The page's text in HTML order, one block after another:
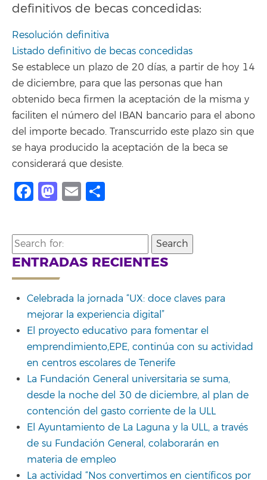
definitivos de becas concedidas:
Resolución definitiva
Listado definitivo de becas concedidas
Se establece un plazo de 20 días, a partir de hoy 14
de diciembre, para que las personas que han
obtenido beca firmen la aceptación de la misma y
faciliten el número del IBAN bancario para el abono
del importe becado. Transcurrido este plazo sin que
se haya producido la aceptación de la beca se
considerará que desiste.
Facebook
Mastodon
Email
Search
for:
ENTRADAS RECIENTES
Celebrada la jornada “UX: doce claves para
mejorar la experiencia digital”
El proyecto educativo para fomentar el
emprendimiento,EPE, continúa con su actividad
en centros escolares de Tenerife
La Fundación General universitaria se suma,
desde la noche del 30 de diciembre, al plan de
contención del gasto corriente de la ULL
El Ayuntamiento de La Laguna y la ULL, a través
de su Fundación General, colaborarán en
materia de empleo
La actividad “Nos convertimos en científicos por